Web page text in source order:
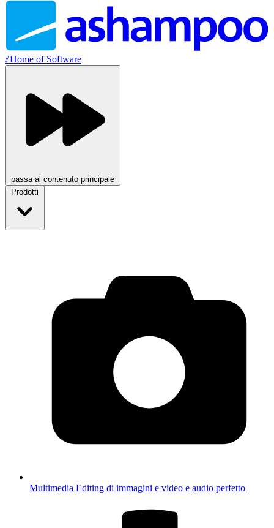
//Home of Software
passa al contenuto principale
Prodotti
Multimedia Editing di immagini e video e audio perfetto